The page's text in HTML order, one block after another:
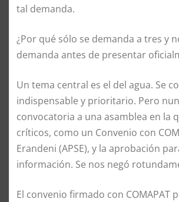
tal demanda.
¿Por qué sólo se demanda a tres y
demanda antes de presentar
Un tema central es el del agua. Se
indispensable y prioritario. Pero
convocatoria a una asamblea en la
críticos, como un Convenio con
Erandeni (APSE), y la aprobación
información. Se nos negó
El convenio firmado con COMAPAT